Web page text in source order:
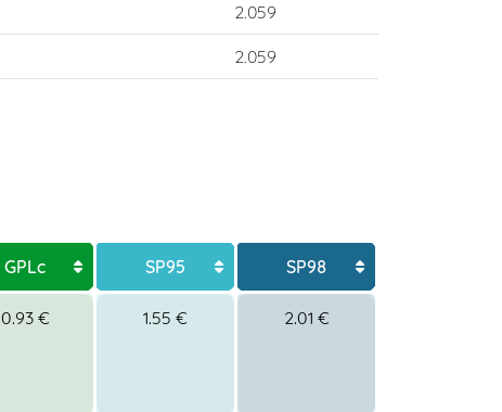
2.059
2.059
GPLc SP95 SP98
0.93 € 1.55 € 2.01 €